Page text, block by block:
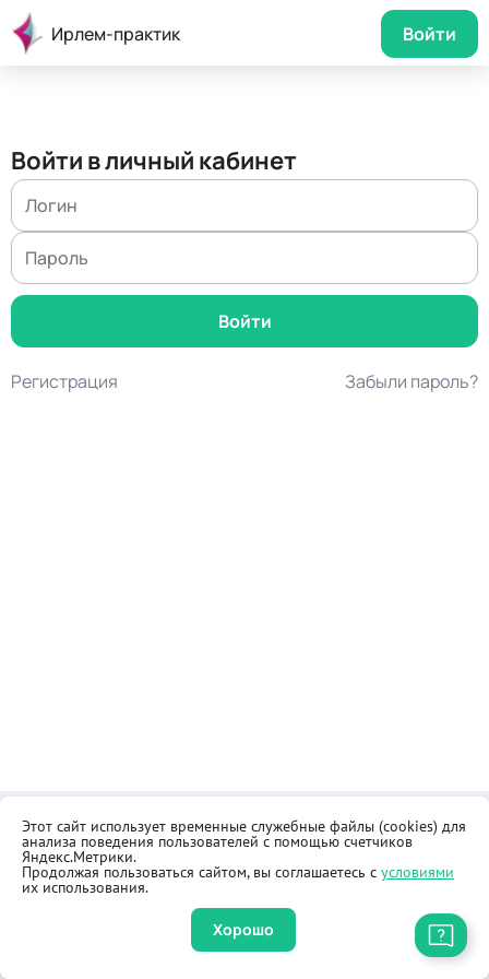
Ирлем-практик Войти
Войти в личный кабинет
Регистрация Забыли пароль?
Контакты
Как купить
Общественная приёмная
Реквизиты
Оферта
Правила продажи товаров
Этот сайт использует временные служебные файлы (cookies) для
анализа поведения пользователей с помощью счетчиков
Яндекс.Метрики.
Продолжая пользоваться сайтом, вы соглашаетесь с условиями
их использования.
Хорошо